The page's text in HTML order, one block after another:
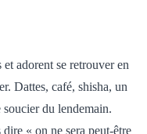
adorent se retrouver en
Dattes, café, shisha, un
du lendemain.
« on ne sera peut-être